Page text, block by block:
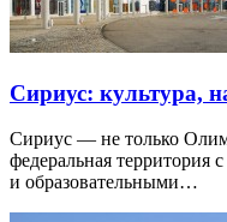
Сириус: культура,
Сириус — не только
федеральная территория
и образовательными…